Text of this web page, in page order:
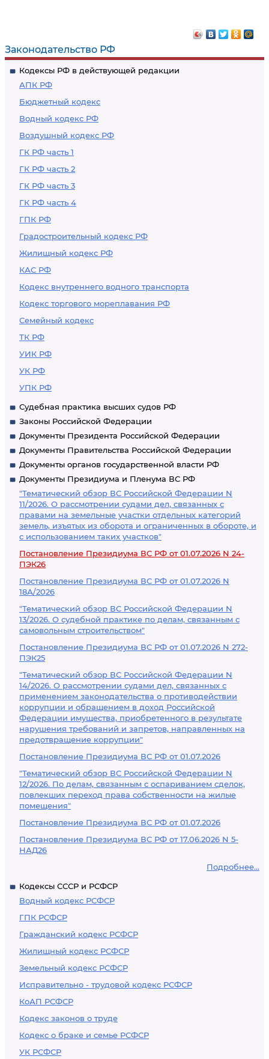
Законодательство РФ
Кодексы РФ в действующей редакции
АПК РФ
Бюджетный кодекс
Водный кодекс РФ
Воздушный кодекс РФ
ГК РФ часть 1
ГК РФ часть 2
ГК РФ часть 3
ГК РФ часть 4
ГПК РФ
Градостроительный кодекс РФ
Жилищный кодекс РФ
КАС РФ
Кодекс внутреннего водного транспорта
Кодекс торгового мореплавания РФ
Семейный кодекс
ТК РФ
УИК РФ
УК РФ
УПК РФ
Судебная практика высших судов РФ
Законы Российской Федерации
Документы Президента Российской Федерации
Документы Правительства Российской Федерации
Документы органов государственной власти РФ
Документы Президиума и Пленума ВС РФ
"Тематический обзор ВС Российской Федерации N
11/2026. О рассмотрении судами дел, связанных с
правами на земельные участки отдельных категорий
земель, изъятых из оборота и ограниченных в обороте, и
с использованием таких участков"
Постановление Президиума ВС РФ от 01.07.2026 N 24-
ПЭК26
Постановление Президиума ВС РФ от 01.07.2026 N
18А/2026
"Тематический обзор ВС Российской Федерации N
13/2026. О судебной практике по делам, связанным с
самовольным строительством"
Постановление Президиума ВС РФ от 01.07.2026 N 272-
ПЭК25
"Тематический обзор ВС Российской Федерации N
14/2026. О рассмотрении судами дел, связанных с
применением законодательства о противодействии
коррупции и обращением в доход Российской
Федерации имущества, приобретенного в результате
нарушения требований и запретов, направленных на
предотвращение коррупции"
Постановление Президиума ВС РФ от 01.07.2026
"Тематический обзор ВС Российской Федерации N
12/2026. По делам, связанным с оспариванием сделок,
повлекших переход права собственности на жилые
помещения"
Постановление Президиума ВС РФ от 01.07.2026
Постановление Президиума ВС РФ от 17.06.2026 N 5-
НАД26
Подробнее...
Кодексы СССР и РСФСР
Водный кодекс РСФСР
ГПК РСФСР
Гражданский кодекс РСФСР
Жилищный кодекс РСФСР
Земельный кодекс РСФСР
Исправительно - трудовой кодекс РСФСР
КоАП РСФСР
Кодекс законов о труде
Кодекс о браке и семье РСФСР
УК РСФСР